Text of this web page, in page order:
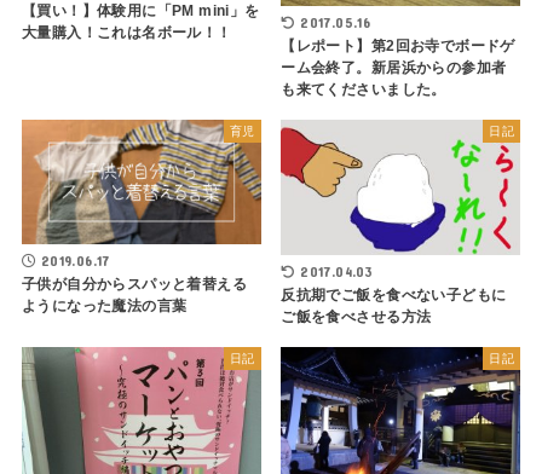
【買い！】体験用に「PM mini」を
大量購入！これは名ボール！！
2017.05.16
【レポート】第2回お寺でボードゲ
ーム会終了。新居浜からの参加者
も来てくださいました。
育児
2019.06.17
子供が自分からスパッと着替える
ようになった魔法の言葉
日記
2017.04.03
反抗期でご飯を食べない子どもに
ご飯を食べさせる方法
日記 日記